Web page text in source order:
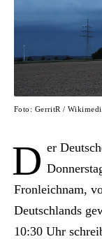
Foto: GerritR /
D er
Fronleichnam,
Deutschlands
10:30 Uhr